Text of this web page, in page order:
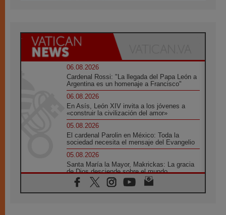
06.08.2026
Cardenal Rossi: "La llegada del Papa León a
Argentina es un homenaje a Francisco"
06.08.2026
En Asís, León XIV invita a los jóvenes a
«construir la civilización del amor»
05.08.2026
El cardenal Parolin en México: Toda la
sociedad necesita el mensaje del Evangelio
05.08.2026
Santa María la Mayor, Makrickas: La gracia
de Dios desciende sobre el mundo
05.08.2026
Cristianos y confucianos: Respeto y